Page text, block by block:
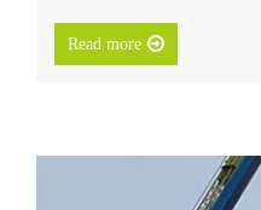
Read more